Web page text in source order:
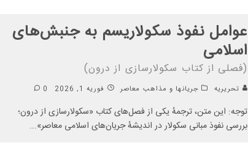
عوامل نفوذ سکولاریسم به جنبش‌های
اسلامی
(فصلی از کتاب سکولارسازی از درون)
تحریریه جریانها و مذاهب معاصر فوریه 1, 2026 0
توجه: این متن، ترجمهٔ یکی از فصل‌های کتاب «سکولارسازی از درون؛
بررسی نفوذ مبانی سکولار در اندیشهٔ جریان‌های اسلامی معاصر»...